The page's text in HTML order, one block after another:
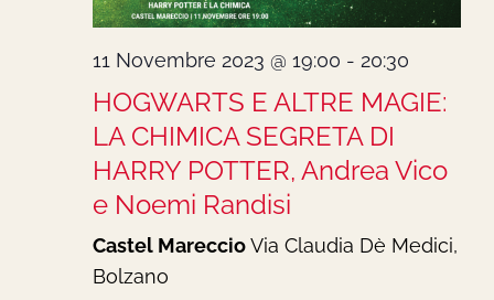
11 Novembre 2023 @ 19:00 - 20:30
HOGWARTS E ALTRE MAGIE:
LA CHIMICA SEGRETA DI
HARRY POTTER, Andrea Vico
e Noemi Randisi
Castel MareccioVia Claudia Dè Medici,
Bolzano